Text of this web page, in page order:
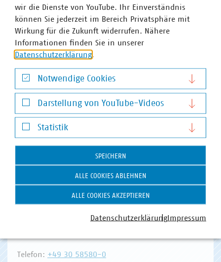
VKU-Bereiche
ENERGIEWIRTSCHAFTWASSER/ABWASSERDIGITALISIERUNG/TKABFALLWIRTSCHAFT
RECHT
Zum
Hausanschrift und Kontakt
Telefon: +49 30 58580-0
wir die Dienste von YouTube. Ihr Einverständnis
können Sie jederzeit im Bereich Privatsphäre mit
Wirkung für die Zukunft widerrufen. Nähere
Informationen finden Sie in unserer
Datenschutzerklärung.
Notwendige Cookies
Notwendige Cookies
Darstellung von YouTube-Videos
Darstellung von YouTube-Videos
Statistik
Statistik
SPEICHERN
ALLE COOKIES ABLEHNEN
ALLE COOKIES AKZEPTIEREN
DatenschutzerklärungImpressum